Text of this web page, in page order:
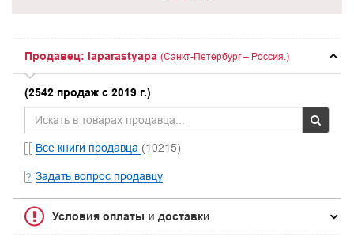
Продавец: laparastyapa (Санкт-Петербург – Россия.)
(2542 продаж с 2019 г.)
Все книги продавца (10215)
Задать вопрос продавцу
Условия оплаты и доставки